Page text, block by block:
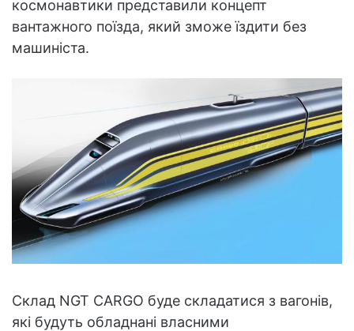
космонавтики представили концепт
вантажного поїзда, який зможе їздити без
машиніста.
Склад NGT CARGO буде складатися з вагонів,
які будуть обладнані власними